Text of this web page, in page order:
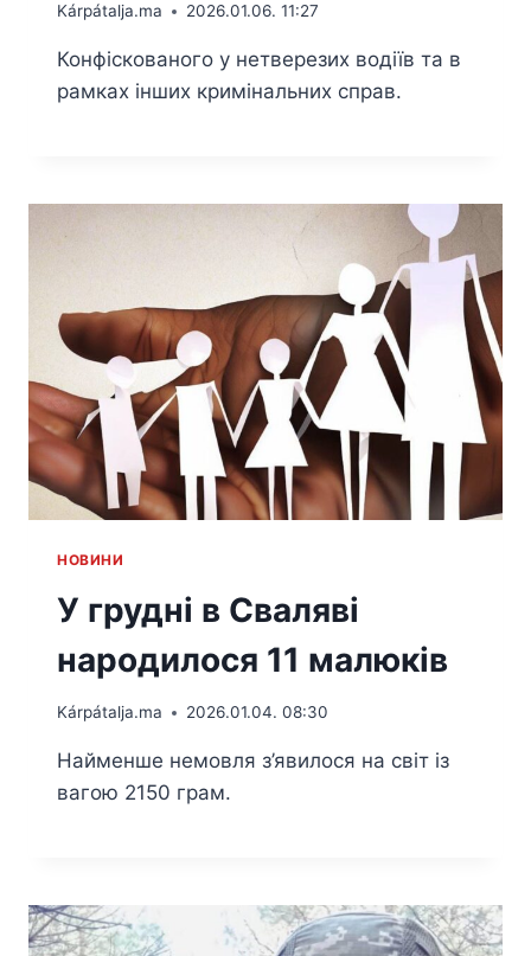
Kárpátalja.ma 2026.01.06. 11:27
Конфіскованого у нетверезих водіїв та в
рамках інших кримінальних справ.
HОВИНИ
У грудні в Сваляві
народилося 11 малюків
Kárpátalja.ma 2026.01.04. 08:30
Найменше немовля з’явилося на світ із
вагою 2150 грам.